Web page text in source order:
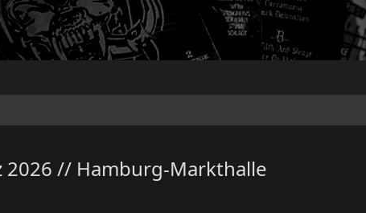
2026 // Hamburg-Markthalle